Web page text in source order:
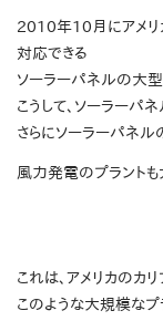
2010年10月にアメリ
対応できる
ソーラーパネルの大
こうして、ソーラーパ
さらにソーラーパネル
風力発電のプラントも
これは、アメリカのカ
このような大規模なプ